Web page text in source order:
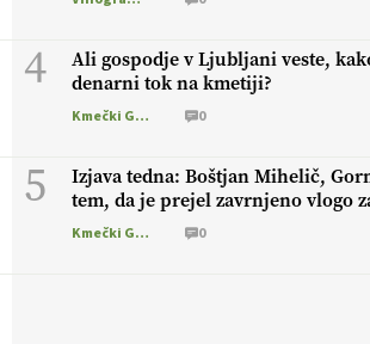
4
Ali gospodje v Ljubljani veste,
denarni tok na kmetiji?
Kmečki Glas 0
5
Izjava tedna: Boštjan Mihelič,
tem, da je prejel zavrnjeno vlogo
finančno pomoč pri prireji
Kmečki Glas 0